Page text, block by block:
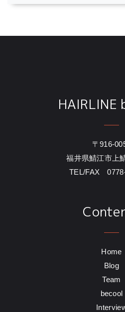
HAIRLINE
〒916-
福井県鯖江市上
TEL/FAX
Home
Blog
Team
becool